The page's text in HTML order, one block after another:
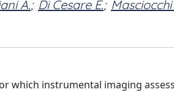
A.; Di Cesare E.; Masciocchi
which instrumental imaging